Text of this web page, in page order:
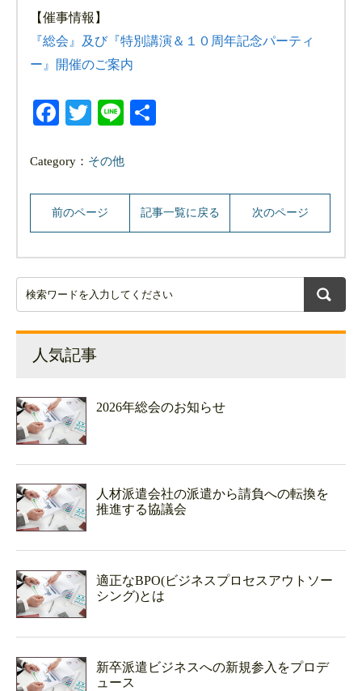
【催事情報】
『総会』及び『特別講演＆１０周年記念パーティ
ー』開催のご案内
Facebook
Twitter
Line
Category： その他
前のページ 記事一覧に戻る 次のページ
人気記事
2026年総会のお知らせ
人材派遣会社の派遣から請負への転換を
推進する協議会
適正なBPO(ビジネスプロセスアウトソー
シング)とは
新卒派遣ビジネスへの新規参入をプロデ
ュース